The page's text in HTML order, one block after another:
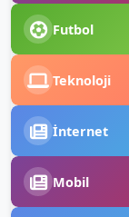
Futbol
Teknoloji
İnternet
Mobil